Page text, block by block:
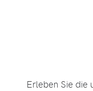
Erleben Sie die